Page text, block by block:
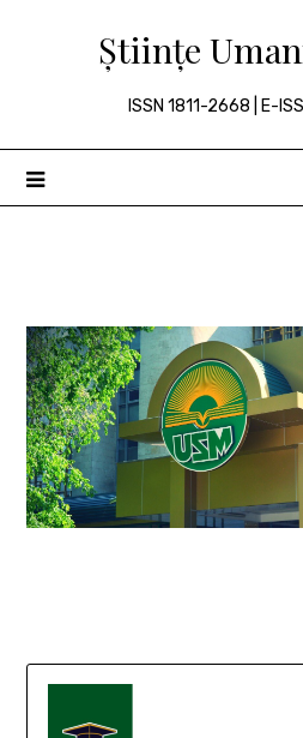
Științe
ISSN 1811-2668 | E-